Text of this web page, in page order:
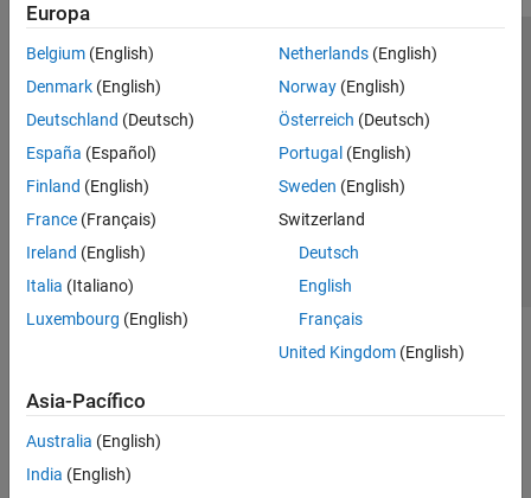
Europa
Belgium (English)
Denmark (English)
Deutschland (Deutsch)
España (Español)
Finland (English)
France (Français)
Ireland (English)
Italia (Italiano)
Luxembourg (English)
Netherlands(English)
Norway(English)
Österreich (Deutsch)
Portugal (English)
Sweden (English)
Switzerland
Deutsch
English
Français
United Kingdom(English)
Asia-Pacífico
Australia (English)
India (English)
Centro de confianza
Marcas comerciales
Política de privacidad
Antipiratería
Estado de las aplicaciones
Información de contacto
© 1994-2026 The MathWorks, Inc.